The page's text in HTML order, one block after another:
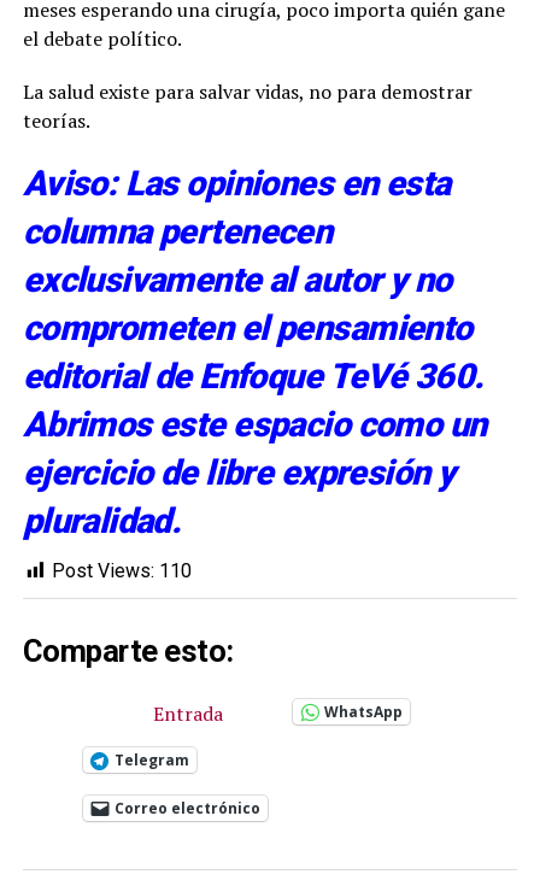
meses esperando una cirugía, poco importa quién gane
el debate político.
La salud existe para salvar vidas, no para demostrar
teorías.
Aviso: Las opiniones en esta
columna pertenecen
exclusivamente al autor y no
comprometen el pensamiento
editorial de Enfoque TeVé 360.
Abrimos este espacio como un
ejercicio de libre expresión y
pluralidad.
Post Views: 110
Comparte esto:
Entrada WhatsApp
Telegram
Correo electrónico